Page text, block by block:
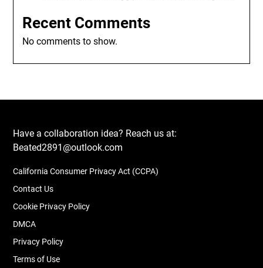
Recent Comments
No comments to show.
Have a collaboration idea? Reach us at:
Beated2891@outlook.com
California Consumer Privacy Act (CCPA)
Contact Us
Cookie Privacy Policy
DMCA
Privacy Policy
Terms of Use